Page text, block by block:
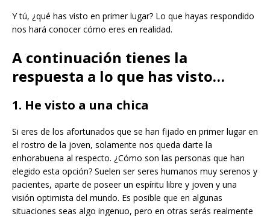
Y tú, ¿qué has visto en primer lugar? Lo que hayas respondido
nos hará conocer cómo eres en realidad.
A continuación tienes la
respuesta a lo que has visto…
1. He visto a una chica
Si eres de los afortunados que se han fijado en primer lugar en
el rostro de la joven, solamente nos queda darte la
enhorabuena al respecto. ¿Cómo son las personas que han
elegido esta opción? Suelen ser seres humanos muy serenos y
pacientes, aparte de poseer un espíritu libre y joven y una
visión optimista del mundo. Es posible que en algunas
situaciones seas algo ingenuo, pero en otras serás realmente